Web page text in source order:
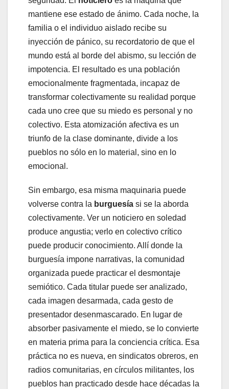
mantiene ese estado de ánimo. Cada noche, la
familia o el individuo aislado recibe su
inyección de pánico, su recordatorio de que el
mundo está al borde del abismo, su lección de
impotencia. El resultado es una población
emocionalmente fragmentada, incapaz de
transformar colectivamente su realidad porque
cada uno cree que su miedo es personal y no
colectivo. Esta atomización afectiva es un
triunfo de la clase dominante, divide a los
pueblos no sólo en lo material, sino en lo
emocional.
Sin embargo, esa misma maquinaria puede
volverse contra la burguesía si se la aborda
colectivamente. Ver un noticiero en soledad
produce angustia; verlo en colectivo crítico
puede producir conocimiento. Allí donde la
burguesía impone narrativas, la comunidad
organizada puede practicar el desmontaje
semiótico. Cada titular puede ser analizado,
cada imagen desarmada, cada gesto de
presentador desenmascarado. En lugar de
absorber pasivamente el miedo, se lo convierte
en materia prima para la conciencia crítica. Esa
práctica no es nueva, en sindicatos obreros, en
radios comunitarias, en círculos militantes, los
pueblos han practicado desde hace décadas la